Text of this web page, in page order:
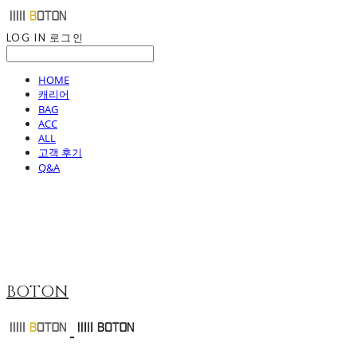
LOG IN 로그인
HOME
캐리어
BAG
ACC
ALL
고객 후기
Q&A
BOTON